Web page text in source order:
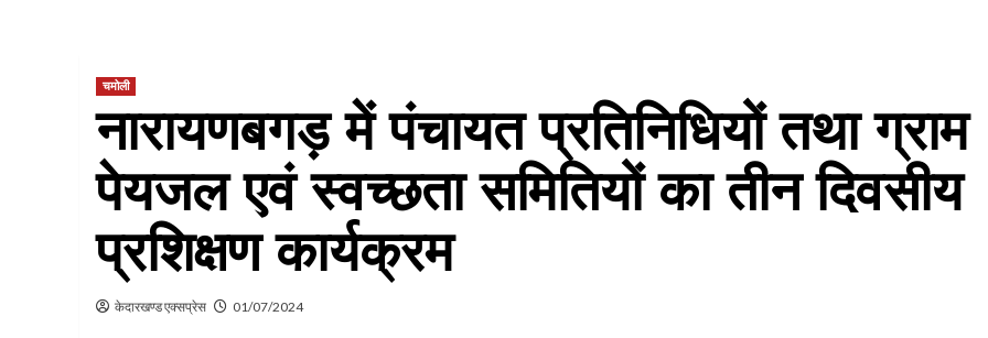
चमोली
नारायणबगड़ में पंचायत प्रतिनिधियों तथा ग्राम
पेयजल एवं स्वच्छता समितियों का तीन दिवसीय
प्रशिक्षण कार्यक्रम
केदारखण्ड एक्सप्रेस 01/07/2024